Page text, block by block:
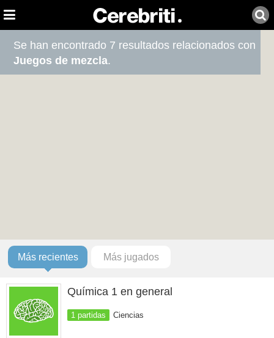
Se han encontrado 7 resultados relacionados con
Juegos de mezcla.
Más recientes Más jugados
Química 1 en general
1 partidas Ciencias